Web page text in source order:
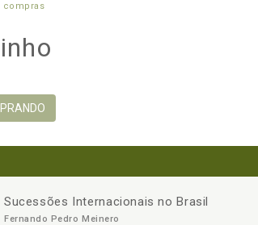
compras
Sucessões Internacionais no Brasil
Fernando Pedro Meinero
- +